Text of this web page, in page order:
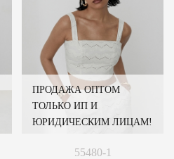
ПРОДАЖА ОПТОМ
ТОЛЬКО ИП И
ЮРИДИЧЕСКИМ ЛИЦАМ!
55480-1